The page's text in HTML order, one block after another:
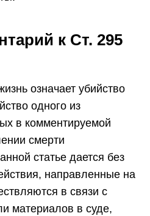
к Ст. 295
означает убийство
одного из
в комментируемой
смерти
статье дается без
направленные на
в связи с
материалов в суде,